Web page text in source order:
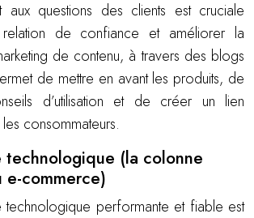
aux questions des clients est cruciale
de confiance et améliorer la
de contenu, à travers des blogs
de mettre en avant les produits, de
d’utilisation et de créer un lien
consommateurs.
technologique (la colonne
commerce)
technologique performante et fiable est